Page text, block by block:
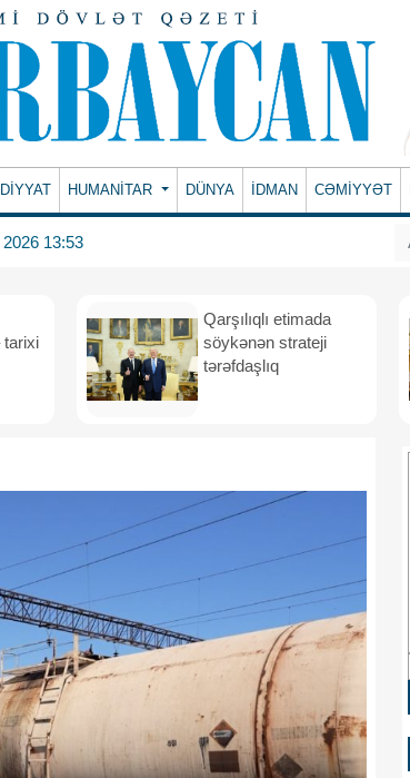
HUMANITAR DÜNYA İDMAN CƏMİYYƏT
13:53
tarixi
Qarşılıqlı etimada
söykənən strateji
tərəfdaşlıq